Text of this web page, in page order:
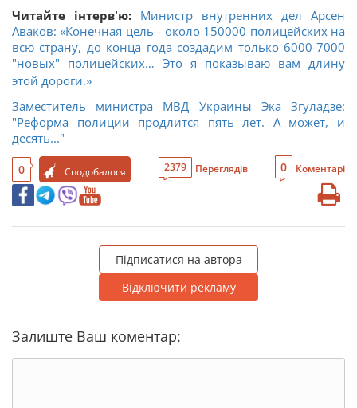
Читайте інтерв'ю: Министр внутренних дел Арсен
Аваков: «Конечная цель - около 150000 полицейских на
всю страну, до конца года создадим только 6000-7000
"новых" полицейских… Это я показываю вам длину
этой дороги.»
Заместитель министра МВД Украины Эка Згуладзе:
"Реформа полиции продлится пять лет. А может, и
десять..."
0 Сподобалося 2379 Переглядів 0 Коментарі
Підписатися на автора
Відключити рекламу
Залиште Ваш коментар: